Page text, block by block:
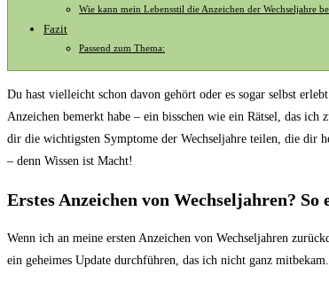
Wie kann⁤ mein⁣ Lebensstil ‍die Anzeichen ⁣der Wechseljahre
Fazit
Passend zum Thema:
Du⁢ hast vielleicht schon davon gehört oder es‍ sogar selbst
Anzeichen ⁢bemerkt habe – ein ⁢bisschen wie ein Rätsel, das
dir die wichtigsten Symptome der Wechseljahre teilen, die ⁢dir
– denn Wissen ist⁤ Macht!
Erstes Anzeichen von Wechseljahren?
Wenn ich an meine ersten ⁢Anzeichen von Wechseljahren
⁣ein geheimes Update durchführen, das‍ ich nicht ganz